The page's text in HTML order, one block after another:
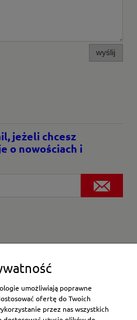
wyślij
jeżeli chcesz
o nowościach i
konto
umożliwiają poprawne
ofertę do Twoich
przez nas wszystkich